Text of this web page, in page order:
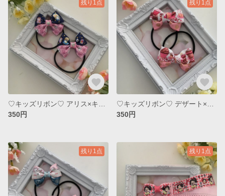
残り1点
350円
残り1点
350円
残り1点 残り1点